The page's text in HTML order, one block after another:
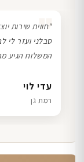
שרון כהן
תל אביב
❞
סבלני ועזר לי
המשלוח הגיע
עדי לוי
רמת גן
דנה גל
חיפה
ליאת ויוסי מ.
הוד השרון